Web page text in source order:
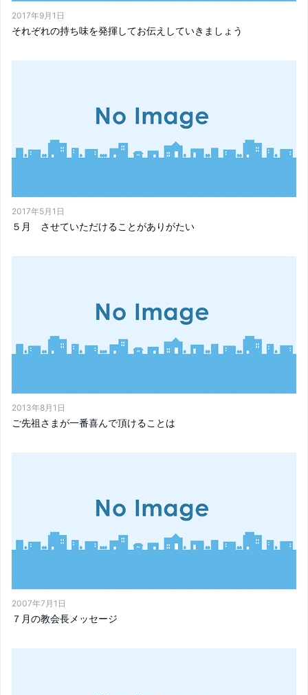
2017年9月1日
それぞれの持ち味を発揮してお伝えしていきましょう
2017年5月1日
５月 させていただけることがありがたい
2013年8月1日
ご先祖さまが一番喜んで頂けることは
2007年7月1日
７月の教会長メッセージ